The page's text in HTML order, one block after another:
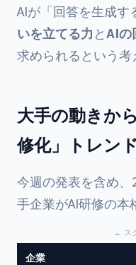
AIが「回答を生成す
いを立てる力とAIの
求められるという考
大手の動きか
修化」トレンド
今週の発表を含め
手企業がAI研修の本
企業